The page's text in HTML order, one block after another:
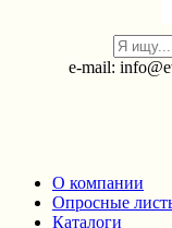
e-mail:
О компании
Опросные
Каталоги